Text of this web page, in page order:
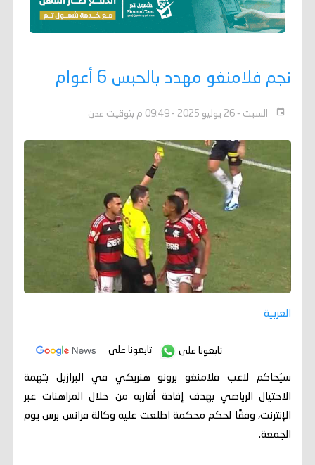
نجم فلامنغو مهدد بالحبس 6 أعوام
السبت - 26 يوليو 2025 - 09:49 م بتوقيت عدن
العربية
تابعونا على تابعونا على
سيُحاكم لاعب فلامنغو برونو هنريكي في البرازيل بتهمة
الاحتيال الرياضي بهدف إفادة أقاربه من خلال المراهنات عبر
الإنترنت، وفقًا لحكم محكمة اطلعت عليه وكالة فرانس برس يوم
الجمعة.